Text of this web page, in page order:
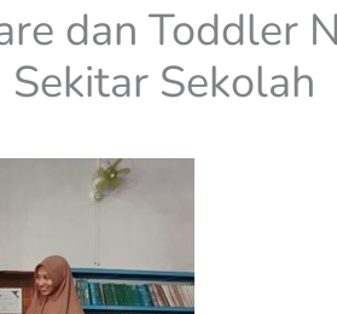
dan Toddler
Sekolah